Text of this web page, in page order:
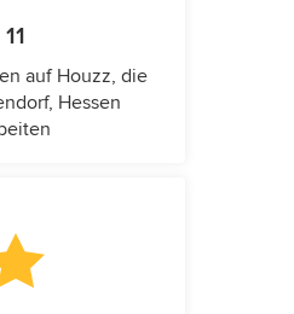
11
auf Houzz, die
Hessen